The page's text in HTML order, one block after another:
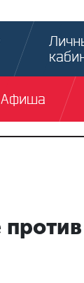
Афиша